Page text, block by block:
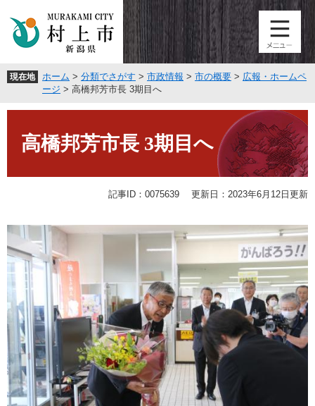
頭
す
飛
し
現在地 ホーム > 分類でさがす > 市政情報 > 市の概要 > 広報・ホームペ
ージ > 高橋邦芳市長 3期目へ
高橋邦芳市長 3期目へ
記事ID：0075639 更新日：2023年6月12日更新